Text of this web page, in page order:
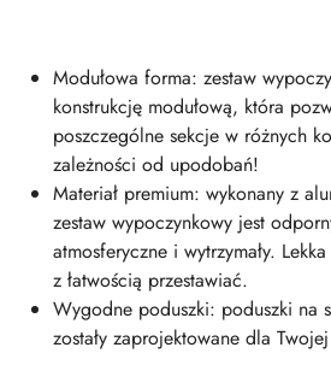
Modułowa forma: zestaw
konstrukcję modułową, która
poszczególne sekcje w różnych
zależności od upodobań!
Materiał premium: wykonany z
zestaw wypoczynkowy jest
atmosferyczne i wytrzymały.
z łatwością przestawiać.
Wygodne poduszki: poduszki na
zostały zaprojektowane dla